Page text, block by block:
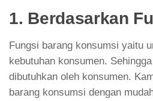
1. Berdasarkan
Fungsi barang konsumsi yaitu
kebutuhan konsumen.
dibutuhkan oleh konsumen.
barang konsumsi dengan